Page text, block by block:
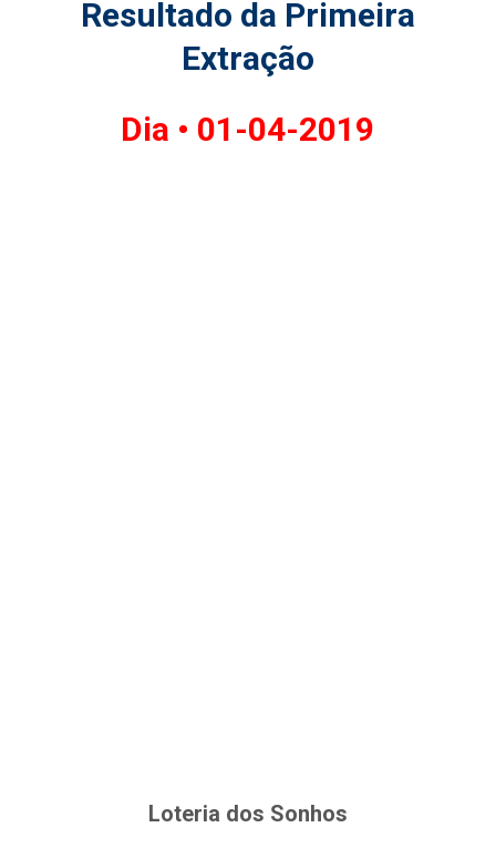
Resultado da Primeira
Extração
Dia • 01-04-2019
Loteria dos Sonhos